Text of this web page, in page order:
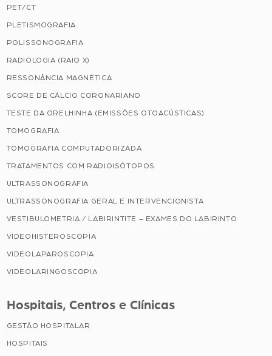
PET/CT
PLETISMOGRAFIA
POLISSONOGRAFIA
RADIOLOGIA (RAIO X)
RESSONÂNCIA MAGNÉTICA
SCORE DE CÁLCIO CORONARIANO
TESTE DA ORELHINHA (EMISSÕES OTOACÚSTICAS)
TOMOGRAFIA
TOMOGRAFIA COMPUTADORIZADA
TRATAMENTOS COM RADIOISÓTOPOS
ULTRASSONOGRAFIA
ULTRASSONOGRAFIA GERAL E INTERVENCIONISTA
VESTIBULOMETRIA / LABIRINTITE – EXAMES DO LABIRINTO
VIDEOHISTEROSCOPIA
VIDEOLAPAROSCOPIA
VIDEOLARINGOSCOPIA
Hospitais, Centros e Clínicas
GESTÃO HOSPITALAR
HOSPITAIS